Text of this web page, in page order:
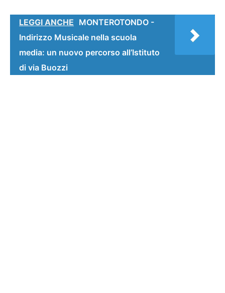
LEGGI ANCHE MONTEROTONDO -
Indirizzo Musicale nella scuola
media: un nuovo percorso all’Istituto
di via Buozzi